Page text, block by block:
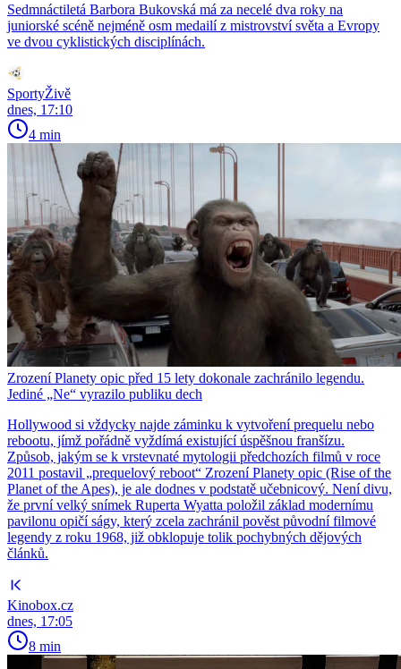
Sedmnáctiletá Barbora Bukovská má za necelé dva roky na
juniorské scéně nejméně osm medailí z mistrovství světa a Evropy
ve dvou cyklistických disciplínách.
SportyŽivě
dnes, 17:10
4 min
Zrození Planety opic před 15 lety dokonale zachránilo legendu.
Jediné „Ne“ vyrazilo publiku dech
Hollywood si vždycky najde záminku k vytvoření prequelu nebo
rebootu, jímž pořádně vyždímá existující úspěšnou franšízu.
Způsob, jakým se k vrstevnaté mytologii předchozích filmů v roce
2011 postavil „prequelový reboot“ Zrození Planety opic (Rise of the
Planet of the Apes), je ale dodnes v podstatě učebnicový. Není divu,
že první velký snímek Ruperta Wyatta položil základ modernímu
pavilonu opičí ságy, který zcela zachránil pověst původní filmové
legendy z roku 1968, již obklopuje tolik pochybných dějových
článků.
Kinobox.cz
dnes, 17:05
8 min